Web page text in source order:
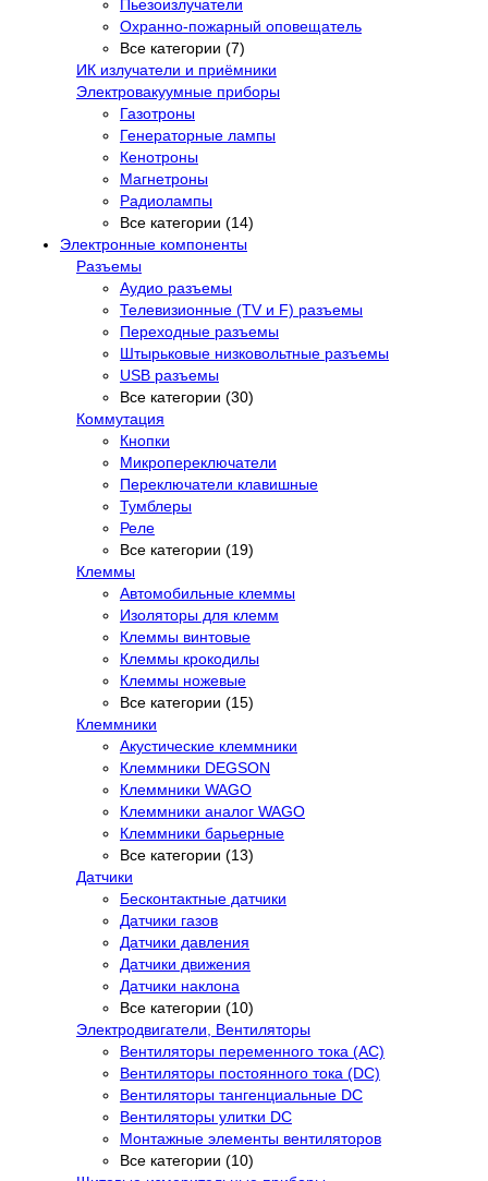
Пьезоизлучатели
Охранно-пожарный оповещатель
Все категории (7)
ИК излучатели и приёмники
Электровакуумные приборы
Газотроны
Генераторные лампы
Кенотроны
Магнетроны
Радиолампы
Все категории (14)
Электронные компоненты
Разъемы
Аудио разъемы
Телевизионные (TV и F) разъемы
Переходные разъемы
Штырьковые низковольтные разъемы
USB разъемы
Все категории (30)
Коммутация
Кнопки
Микропереключатели
Переключатели клавишные
Тумблеры
Реле
Все категории (19)
Клеммы
Автомобильные клеммы
Изоляторы для клемм
Клеммы винтовые
Клеммы крокодилы
Клеммы ножевые
Все категории (15)
Клеммники
Акустические клеммники
Клеммники DEGSON
Клеммники WAGO
Клеммники аналог WAGO
Клеммники барьерные
Все категории (13)
Датчики
Бесконтактные датчики
Датчики газов
Датчики давления
Датчики движения
Датчики наклона
Все категории (10)
Электродвигатели, Вентиляторы
Вентиляторы переменного тока (AC)
Вентиляторы постоянного тока (DC)
Вентиляторы тангенциальные DC
Вентиляторы улитки DC
Монтажные элементы вентиляторов
Все категории (10)